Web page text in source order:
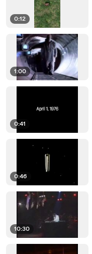
0:12
1:00
0:41
0:46
10:30